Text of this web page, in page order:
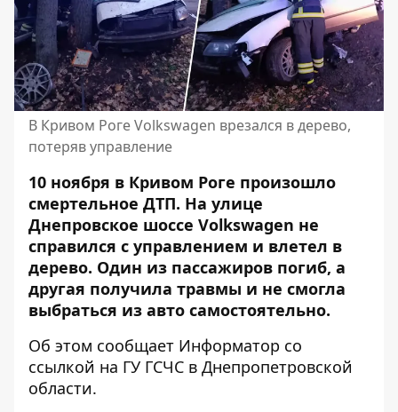
В Кривом Роге Volkswagen врезался в дерево,
потеряв управление
10 ноября в Кривом Роге произошло
смертельное ДТП. На улице
Днепровское шоссе Volkswagen не
справился с управлением и влетел в
дерево. Один из пассажиров погиб, а
другая получила травмы и не смогла
выбраться из авто самостоятельно.
Об этом сообщает Информатор со
ссылкой на ГУ ГСЧС в Днепропетровской
области.